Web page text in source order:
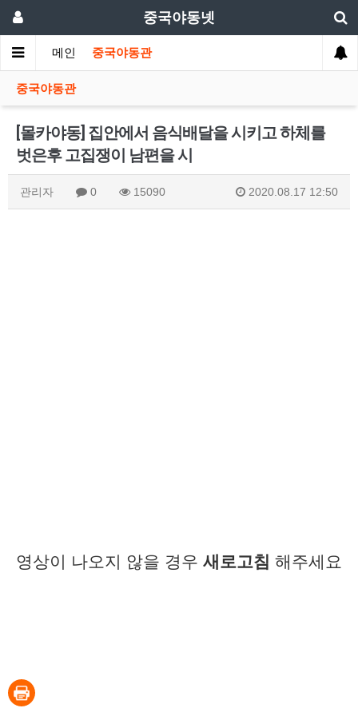
중국야동넷
메인 중국야동관
중국야동관
[몰카야동] 집안에서 음식배달을 시키고 하체를
벗은후 고집쟁이 남편을 시
관리자 0 15090 2020.08.17 12:50
영상이 나오지 않을 경우 새로고침 해주세요